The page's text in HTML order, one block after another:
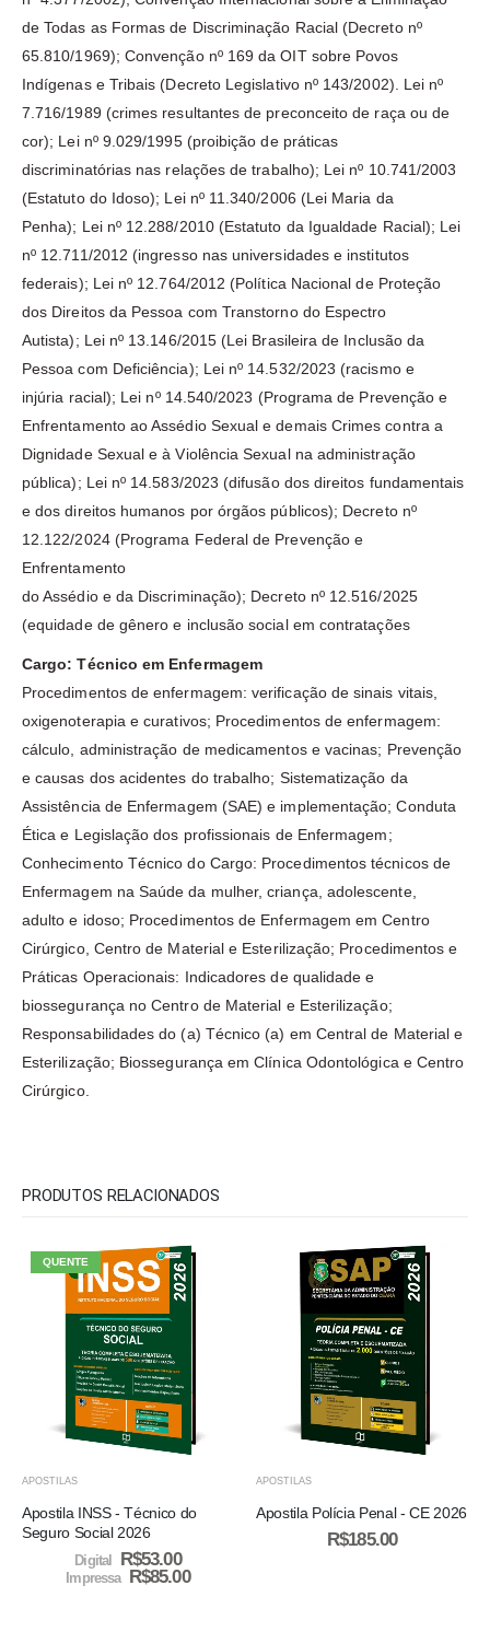
de Todas as Formas de Discriminação Racial (Decreto nº
65.810/1969); Convenção nº 169 da OIT sobre Povos
Indígenas e Tribais (Decreto Legislativo nº 143/2002). Lei nº
7.716/1989 (crimes resultantes de preconceito de raça ou de
cor); Lei nº 9.029/1995 (proibição de práticas
discriminatórias nas relações de trabalho); Lei nº 10.741/2003
(Estatuto do Idoso); Lei nº 11.340/2006 (Lei Maria da
Penha); Lei nº 12.288/2010 (Estatuto da Igualdade Racial); Lei
nº 12.711/2012 (ingresso nas universidades e institutos
federais); Lei nº 12.764/2012 (Política Nacional de Proteção
dos Direitos da Pessoa com Transtorno do Espectro
Autista); Lei nº 13.146/2015 (Lei Brasileira de Inclusão da
Pessoa com Deficiência); Lei nº 14.532/2023 (racismo e
injúria racial); Lei nº 14.540/2023 (Programa de Prevenção e
Enfrentamento ao Assédio Sexual e demais Crimes contra a
Dignidade Sexual e à Violência Sexual na administração
pública); Lei nº 14.583/2023 (difusão dos direitos fundamentais
e dos direitos humanos por órgãos públicos); Decreto nº
12.122/2024 (Programa Federal de Prevenção e
Enfrentamento
do Assédio e da Discriminação); Decreto nº 12.516/2025
(equidade de gênero e inclusão social em contratações
Cargo: Técnico em Enfermagem
Procedimentos de enfermagem: verificação de sinais vitais,
oxigenoterapia e curativos; Procedimentos de enfermagem:
cálculo, administração de medicamentos e vacinas; Prevenção
e causas dos acidentes do trabalho; Sistematização da
Assistência de Enfermagem (SAE) e implementação; Conduta
Ética e Legislação dos profissionais de Enfermagem;
Conhecimento Técnico do Cargo: Procedimentos técnicos de
Enfermagem na Saúde da mulher, criança, adolescente,
adulto e idoso; Procedimentos de Enfermagem em Centro
Cirúrgico, Centro de Material e Esterilização; Procedimentos e
Práticas Operacionais: Indicadores de qualidade e
biossegurança no Centro de Material e Esterilização;
Responsabilidades do (a) Técnico (a) em Central de Material e
Esterilização; Biossegurança em Clínica Odontológica e Centro
Cirúrgico.
PRODUTOS RELACIONADOS
QUENTE
APOSTILAS
Apostila INSS - Técnico do
Seguro Social 2026
Digital R$53.00
Impressa R$85.00
APOSTILAS
Apostila Polícia Penal - CE 2026
R$185.00